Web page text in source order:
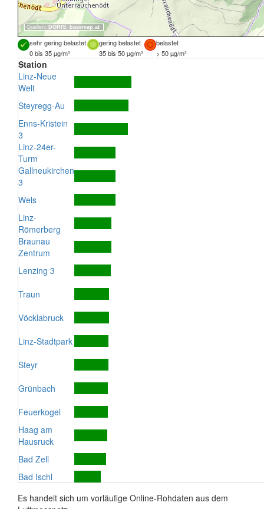
Quellen: DORIS, basemap.at
sehr gering belastet gering belastet
belastet
0 bis 35 µg/m³
35 bis 50 µg/m³ > 50 µg/m³
Station
Linz-Neue
Welt
Steyregg-Au
Enns-Kristein
3
Linz-24er-
Turm
Gallneukirchen
3
Wels
Linz-
Römerberg
Braunau
Zentrum
Lenzing 3
Traun
Vöcklabruck
Linz-Stadtpark
Steyr
Grünbach
Feuerkogel
Haag am
Hausruck
Bad Zell
Bad Ischl
Es handelt sich um vorläufige Online-Rohdaten aus dem